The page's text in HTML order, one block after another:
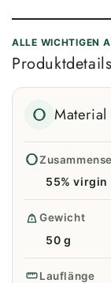
ALLE WICHTIGEN
55%
Gewicht
50 g
Lauflänge